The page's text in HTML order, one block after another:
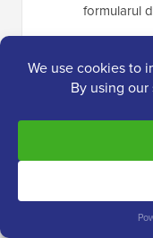
formularul
🧑‍💻Sfat Pro:
că mai puțin
formular mai
poate duce la
solicitați doar